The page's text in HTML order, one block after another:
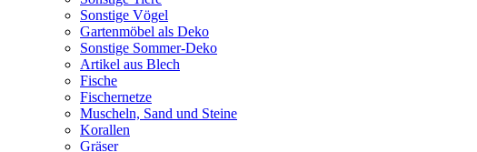
Sonstige Vögel
Gartenmöbel als Deko
Sonstige Sommer-Deko
Artikel aus Blech
Fische
Fischernetze
Muscheln, Sand und Steine
Korallen
Gräser